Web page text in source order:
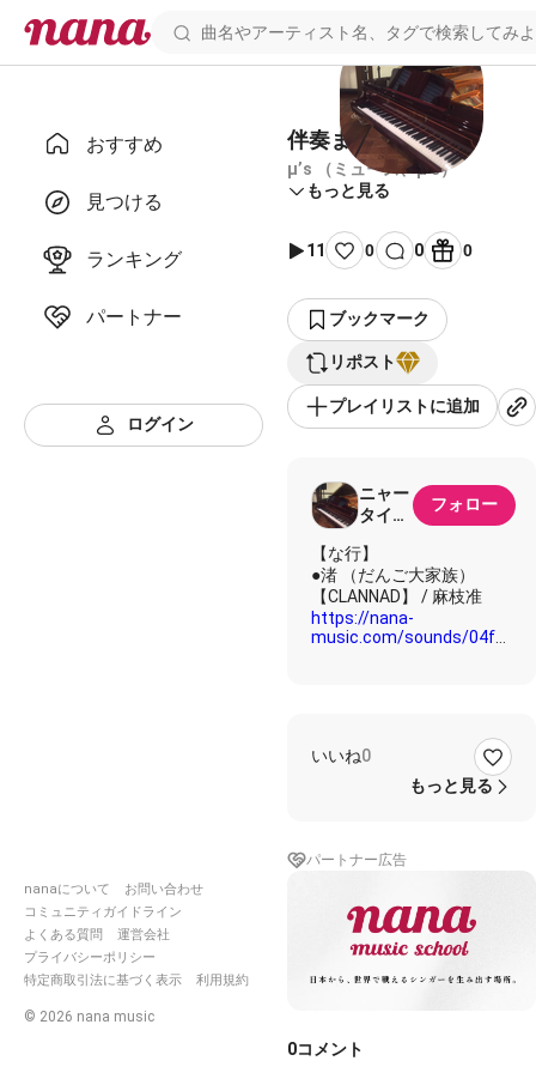
おすすめ
見つける
ランキング
パートナー
ログイン
nanaについて
お問い合わせ
コミュニティガイドライン
よくある質問
運営会社
プライバシーポリシー
特定商取引法に基づく表示
利用規約
© 2026 nana music
伴奏まとめ【な行】
μ’s （ミューズ、μ's）
もっと見る
11 0 0 0
ブックマーク
リポスト
プレイリストに追加
ニャー
タイプ
非公認
クリエ
イター
フォロー
【な行】
●渚 （だんご大家族）
https://nana-
music.com/sounds/
music.com/sounds/
https://nana-
いいね0
もっと見る
パートナー広告
0コメント